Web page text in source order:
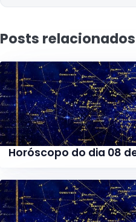
Posts relacionados
Horóscopo do dia 08